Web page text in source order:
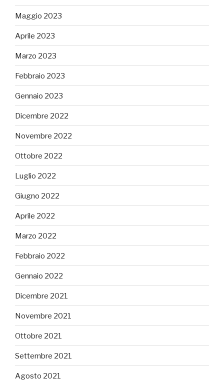
Maggio 2023
Aprile 2023
Marzo 2023
Febbraio 2023
Gennaio 2023
Dicembre 2022
Novembre 2022
Ottobre 2022
Luglio 2022
Giugno 2022
Aprile 2022
Marzo 2022
Febbraio 2022
Gennaio 2022
Dicembre 2021
Novembre 2021
Ottobre 2021
Settembre 2021
Agosto 2021